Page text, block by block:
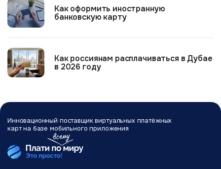
Как оформить иностранную
банковскую карту
Как россиянам расплачиваться в Дубае
в 2026 году
Инновационный поставщик виртуальныхплатёжных
карт на базе мобильного приложения